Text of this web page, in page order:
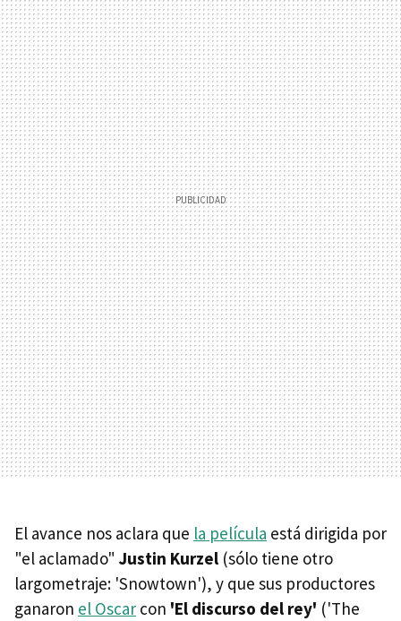
El avance nos aclara que la película está dirigida por
"el aclamado" Justin Kurzel (sólo tiene otro
largometraje: 'Snowtown'), y que sus productores
ganaron el Oscar con 'El discurso del rey' ('The